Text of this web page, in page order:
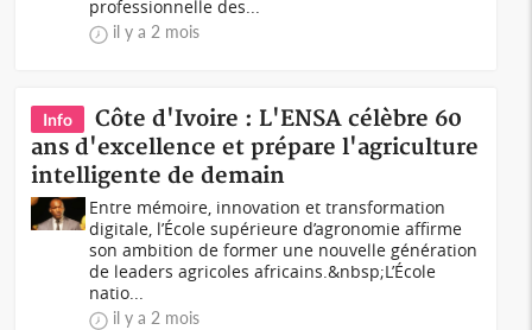
professionnelle des...
il y a 2 mois
Info
Côte d'Ivoire : L'ENSA célèbre 60
ans d'excellence et prépare l'agriculture
intelligente de demain
Entre mémoire, innovation et transformation
digitale, l’École supérieure d’agronomie affirme
son ambition de former une nouvelle génération
de leaders agricoles africains.&nbsp;L’École
natio...
il y a 2 mois